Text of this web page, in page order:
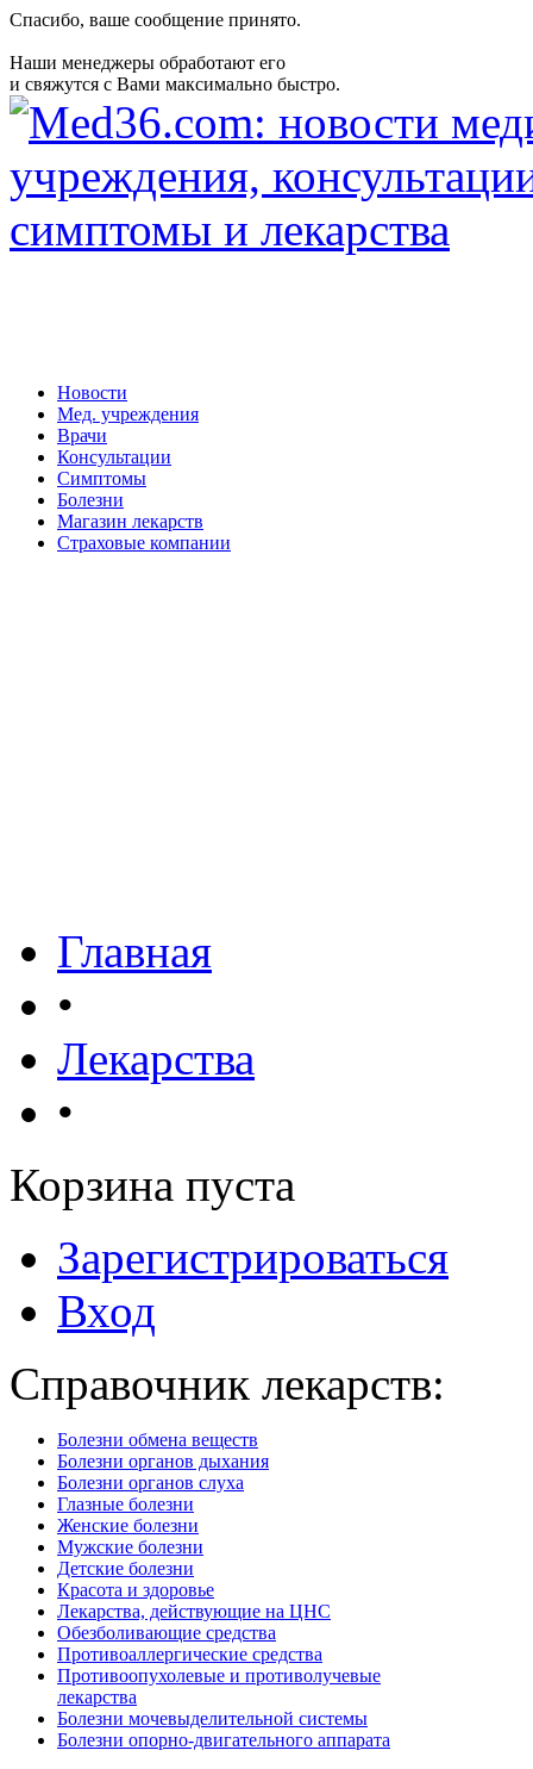
Спасибо, ваше сообщение принято.
Наши менеджеры обработают его
и свяжутся с Вами максимально быстро.
Новости
Мед. учреждения
Врачи
Консультации
Симптомы
Болезни
Магазин лекарств
Страховые компании
Главная
•
Лекарства
•
Корзина пуста
Зарегистрироваться
Вход
Справочник лекарств:
Болезни обмена веществ
Болезни органов дыхания
Болезни органов слуха
Глазные болезни
Женские болезни
Мужские болезни
Детские болезни
Красота и здоровье
Лекарства, действующие на ЦНС
Обезболивающие средства
Противоаллергические средства
Противоопухолевые и противолучевые
лекарства
Болезни мочевыделительной системы
Болезни опорно-двигательного аппарата